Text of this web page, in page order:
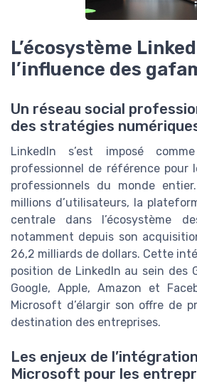
L’écosystème
l’influence des
Un réseau social
des stratégies
LinkedIn s’est imposé
professionnel de référence pour
professionnels du monde
millions d’utilisateurs, la
centrale dans l’écosystème
notamment depuis son
26,2 milliards de dollars. Cette
position de LinkedIn au sein des
Google, Apple, Amazon et
Microsoft d’élargir son offre de
destination des entreprises.
Les enjeux de
Microsoft pour les